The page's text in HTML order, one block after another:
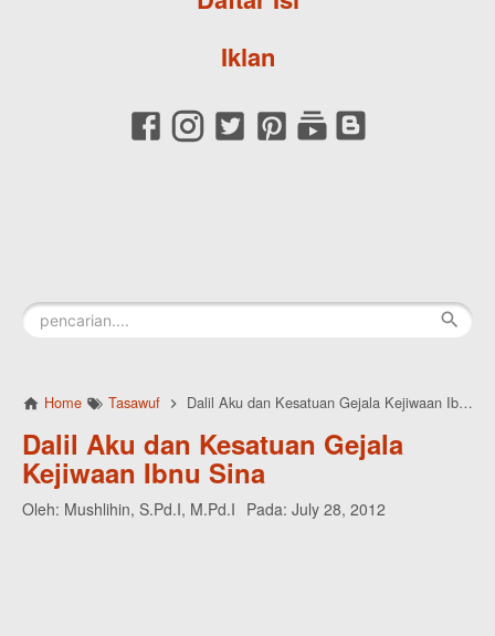
Iklan
Home Tasawuf Dalil Aku dan Kesatuan Gejala Kejiwaan Ibnu Sina
Dalil Aku dan Kesatuan Gejala
Kejiwaan Ibnu Sina
Oleh: Mushlihin, S.Pd.I, M.Pd.I Pada: July 28, 2012